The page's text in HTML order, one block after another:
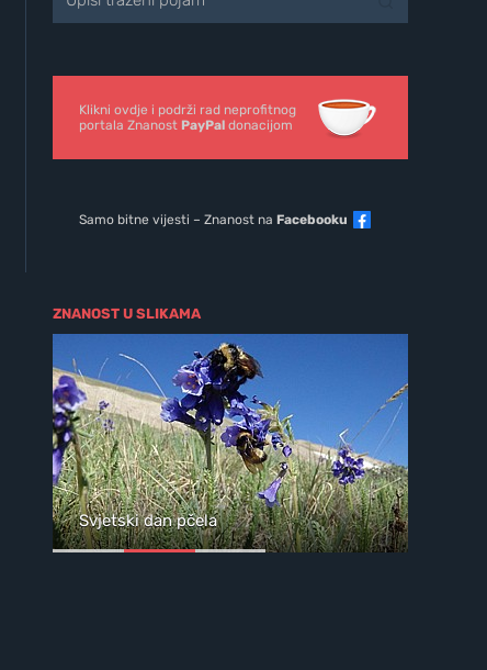
Klikni ovdje i podrži rad neprofitnog
portala Znanost PayPal donacijom
Samo bitne vijesti – Znanost na Facebooku
ZNANOST U SLIKAMA
Svjetski dan pčela